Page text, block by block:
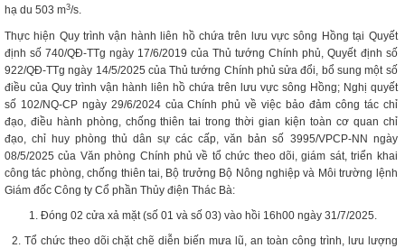
hạ du 503 m3/s.
Thực hiện Quy trình vận hành liên hồ chứa trên lưu vực sông Hồng tại Quyết
định số 740/QĐ-TTg ngày 17/6/2019 của Thủ tướng Chính phủ, Quyết định số
922/QĐ-TTg ngày 14/5/2025 của Thủ tướng Chính phủ sửa đổi, bổ sung một số
điều của Quy trình vận hành liên hồ chứa trên lưu vực sông Hồng; Nghị quyết
số 102/NQ-CP ngày 29/6/2024 của Chính phủ về việc bảo đảm công tác chỉ
đạo, điều hành phòng, chống thiên tai trong thời gian kiện toàn cơ quan chỉ
đạo, chỉ huy phòng thủ dân sự các cấp, văn bản số 3995/VPCP-NN ngày
08/5/2025 của Văn phòng Chính phủ về tổ chức theo dõi, giám sát, triển khai
công tác phòng, chống thiên tai, Bộ trưởng Bộ Nông nghiệp và Môi trường lệnh
Giám đốc Công ty Cổ phần Thủy điện Thác Bà:
Đóng 02 cửa xả mặt (số 01 và số 03) vào hồi 16h00 ngày 31/7/2025.
2. Tổ chức theo dõi chặt chẽ diễn biến mưa lũ, an toàn công trình, lưu lượng